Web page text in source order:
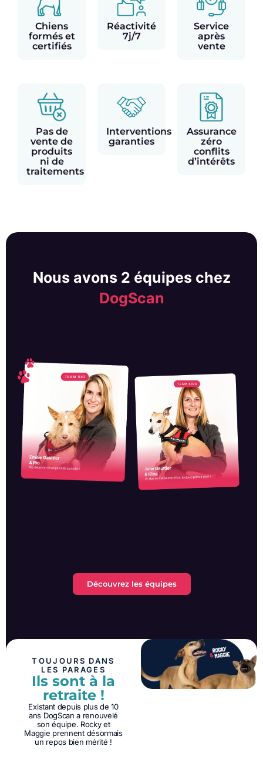
Chiens
formés et
certifiés
Réactivité
7j/7
Service
après
vente
Pas de
vente de
produits
ni de
traitements
Interventions
garanties
Assurance
zéro
conflits
d’intérêts
Nous avons 2 équipes chez
DogScan
Découvrez les équipes
TOUJOURS DANS
LES PARAGES
Ils sont à la
retraite !
Existant depuis plus de 10
ans DogScan a renouvelé
son équipe. Rocky et
Maggie prennent désormais
un repos bien mérité !